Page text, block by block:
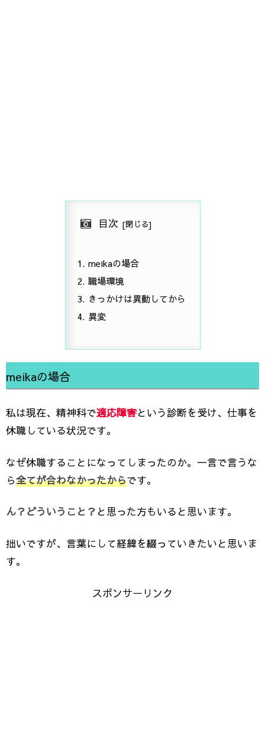
目次
meikaの場合
職場環境
きっかけは異動してから
異変
meikaの場合
私は現在、精神科で適応障害という診断を受け、仕事を
休職している状況です。
なぜ休職することになってしまったのか。一言で言うな
ら全てが合わなかったからです。
ん？どういうこと？ と思った方もいると思います。
拙いですが、言葉にして経緯を綴っていきたいと思いま
す。
スポンサーリンク